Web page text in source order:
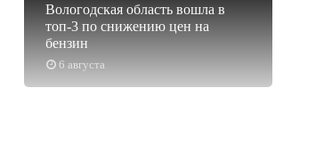
6 августа
Вологодская область вошла в
топ-3 по снижению цен на
бензин